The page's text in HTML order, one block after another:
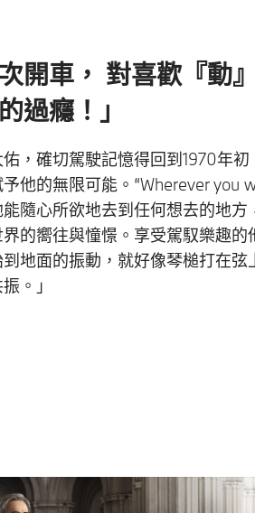
次開車， 對喜歡『動
過癮！」
，確切駕駛記憶得回到1970年
予他的無限可能。“Wherever you
隨心所欲地去到任何想去的地
的嚮往與憧憬。享受駕馭樂趣
地面的振動，就好像琴槌打在
。」